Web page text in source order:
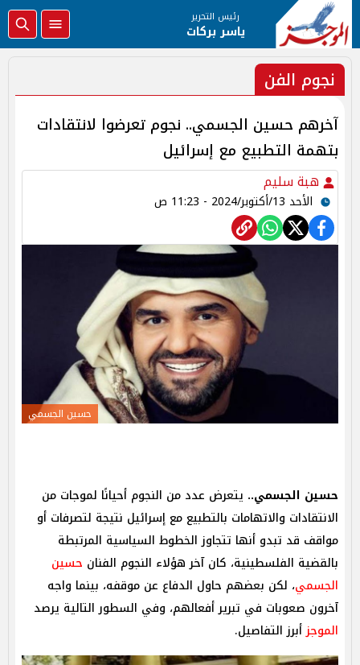
رئيس التحرير
ياسر بركات
نجوم الفن
آخرهم حسين الجسمي.. نجوم تعرضوا لانتقادات
بتهمة التطبيع مع إسرائيل
هبة سليم
الأحد 13/أكتوبر/2024 - 11:23 ص
حسين الجسمي
حسين الجسمي.. يتعرض عدد من النجوم أحيانًا لموجات من
الانتقادات والاتهامات بالتطبيع مع إسرائيل نتيجة لتصرفات أو
مواقف قد تبدو أنها تتجاوز الخطوط السياسية المرتبطة
بالقضية الفلسطينية، كان آخر هؤلاء النجوم الفنان حسين
الجسمي، لكن بعضهم حاول الدفاع عن موقفه، بينما واجه
آخرون صعوبات في تبرير أفعالهم، وفي السطور التالية يرصد
الموجزأبرز التفاصيل.